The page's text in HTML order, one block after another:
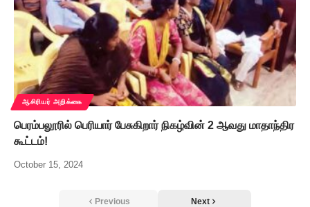
ஆசிரியர் அறிக்கை
பெரம்பலூரில் பெரியார் பேசுகிறார் நிகழ்வின் 2 ஆவது மாதாந்திர
கூட்டம்!
October 15, 2024
Previous Next